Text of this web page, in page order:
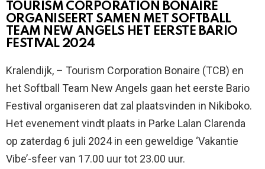
TOURISM CORPORATION BONAIRE
ORGANISEERT SAMEN MET SOFTBALL
TEAM NEW ANGELS HET EERSTE BARIO
FESTIVAL 2024
Kralendijk, – Tourism Corporation Bonaire (TCB) en
het Softball Team New Angels gaan het eerste Bario
Festival organiseren dat zal plaatsvinden in Nikiboko.
Het evenement vindt plaats in Parke Lalan Clarenda
op zaterdag 6 juli 2024 in een geweldige ‘Vakantie
Vibe’-sfeer van 17.00 uur tot 23.00 uur.